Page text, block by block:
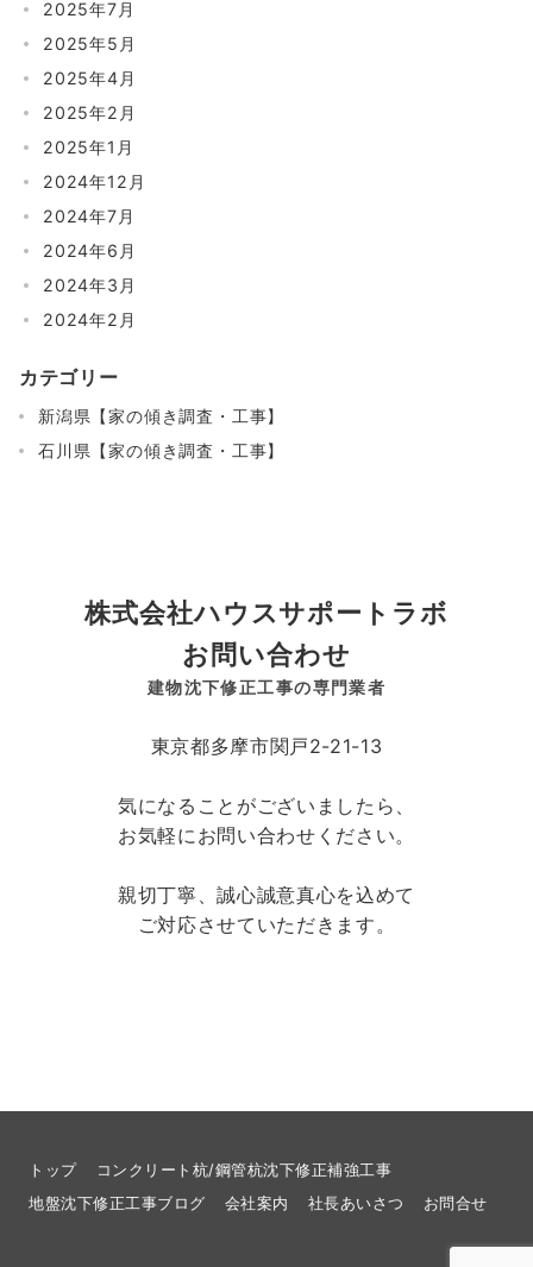
2025年7月
2025年5月
2025年4月
2025年2月
2025年1月
2024年12月
2024年7月
2024年6月
2024年3月
2024年2月
カテゴリー
新潟県【家の傾き調査・工事】
石川県【家の傾き調査・工事】
株式会社ハウスサポートラボ
お問い合わせ
建物沈下修正工事の専門業者
東京都多摩市関戸2-21-13
気になることがございましたら、
お気軽にお問い合わせください。
親切丁寧、誠心誠意真心を込めて
ご対応させていただきます。
トップ
コンクリート杭/鋼管杭沈下修正補強工事
地盤沈下修正工事ブログ
会社案内 社長あいさつ お問合せ